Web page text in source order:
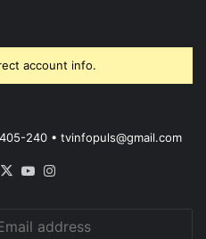
account info.
240 • tvinfopuls@gmail.com
Facebook
X YouTube